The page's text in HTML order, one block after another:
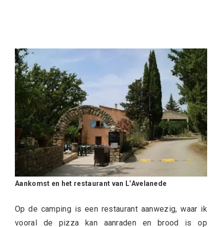
Aankomst en het restaurant van L’Avelanede
Op de camping is een restaurant aanwezig, waar ik
vooral de pizza kan aanraden en brood is op